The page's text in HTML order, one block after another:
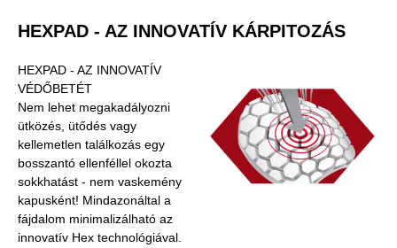
HEXPAD - AZ INNOVATÍV KÁRPITOZÁS
HEXPAD - AZ INNOVATÍV
VÉDŐBETÉT
Nem lehet megakadályozni
ütközés, ütődés vagy
kellemetlen találkozás egy
bosszantó ellenféllel okozta
sokkhatást - nem vaskemény
kapusként! Mindazonáltal a
fájdalom minimalizálható az
innovatív Hex technológiával.